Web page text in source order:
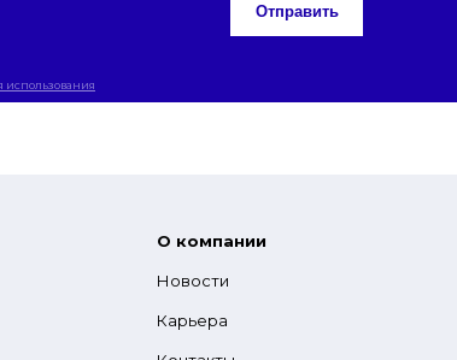
Отправить
использования
О компании
Новости
Карьера